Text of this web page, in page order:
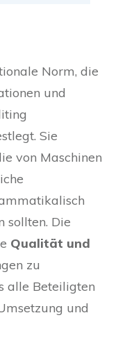
Norm, die
und
Sie
von Maschinen
sollten. Die
Qualität und
zu
alle Beteiligten
und